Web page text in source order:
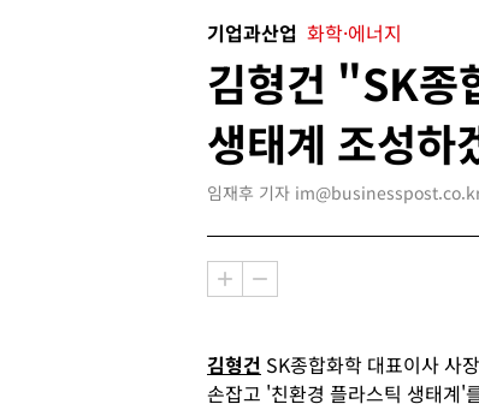
기업과산업 화학·에너지
김형건 "SK종
생태계 조성하
임재후 기자
김형건 SK종합화학 대표이사 사
손잡고 '친환경 플라스틱 생태계'